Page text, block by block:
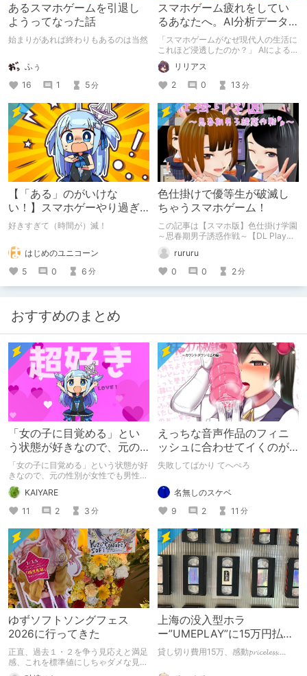
あるスマホゲームを引退し
ようってなった話
始まりがあれば終わりもあるのは当然
ふぅ
16
1 5分
スマホゲーム疲れをしてい
るあなたへ。AI分析データ
が暴く「習慣化」の罠と
は？
「スマホゲームがなぜ現代人の生活に
これほど浸透したのか？」 AIによる市
場分析によると、私たちが無意識に求
める「タイパ」と「習慣化」の正体が
見えてきます。 だけど、スマホゲー
ムの利便性の裏で多くの人が「日課」
に疲れ、大好きな趣味を失いかけてい
る実態も！？ この本記事では、スマ
ホゲームの成功・失敗の要因を深掘り
します！ そして、ゲームに「遊ばさ
れる」日々から抜け出して、再び自分
の手でゲームの「楽しみ」を味わうた
めの提案します！
リリアス
2
0 13 分
【「ある」のがいけな
い！】スマホゲーやり過ぎ
から卒業したい……！
好きすぎて（時間が）滅！
はじめのユニコーン
5
0 6 分
色仕掛けで優等生が破滅し
ちゃうスマホゲーム！
この記事は【スマホ版】色仕掛け学園
～思春期男子誘惑作戦～【DL Play
Box版】のレビュー記事です
rururu
0
0 2分
おすすめのまとめ
「女の子に目覚める」とい
う状態が好きなので、元の
性別が女性でも男性でも問
題ない話
「女の子に目覚める」という状態が好
きなので、元の性別が女性でも男性で
も問題ない話
KAIYARE
11
2 3 分
えっちな音声作品のフィニ
ッシュに合わせてイくのが
下手すぎる【失敗した話】
失敗してばかり てへぺろ
名無しのスケベ
9
2 11 分
ゆずソフトソングフェス
2026に行ってきた
正直、過去１・２を争う見応えと満足
感、これを標準値にしちゃダメな見本
上海の没入型ホラ
ー”UMEPLAY”に15万円払っ
たら、2作品とも号泣した※
貸し切り費用15万、感動𝓹𝓻𝓲𝓬𝓮𝓵𝓮𝓼𝓼....